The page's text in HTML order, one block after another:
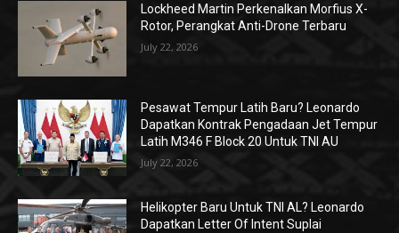
Lockheed Martin Perkenalkan Morfius X-
Rotor, Perangkat Anti-Drone Terbaru
July 22, 2026
Pesawat Tempur Latih Baru? Leonardo
Dapatkan Kontrak Pengadaan Jet Tempur
Latih M346 F Block 20 Untuk TNI AU
July 22, 2026
Helikopter Baru Untuk TNI AL? Leonardo
Dapatkan Letter Of Intent Suplai